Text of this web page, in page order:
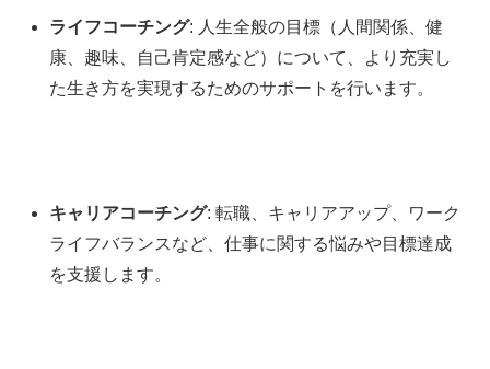
ライフコーチング: 人生全般の目標（人間関係、健
康、趣味、自己肯定感など）について、より充実し
た生き方を実現するためのサポートを行います。
キャリアコーチング: 転職、キャリアアップ、ワーク
ライフバランスなど、仕事に関する悩みや目標達成
を支援します。